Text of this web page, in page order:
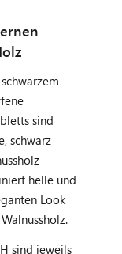
sind
schwarz
helle und
Look
sind jeweils